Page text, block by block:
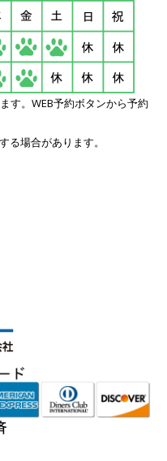
す。WEB予約ボタンから予約
る場合があります。